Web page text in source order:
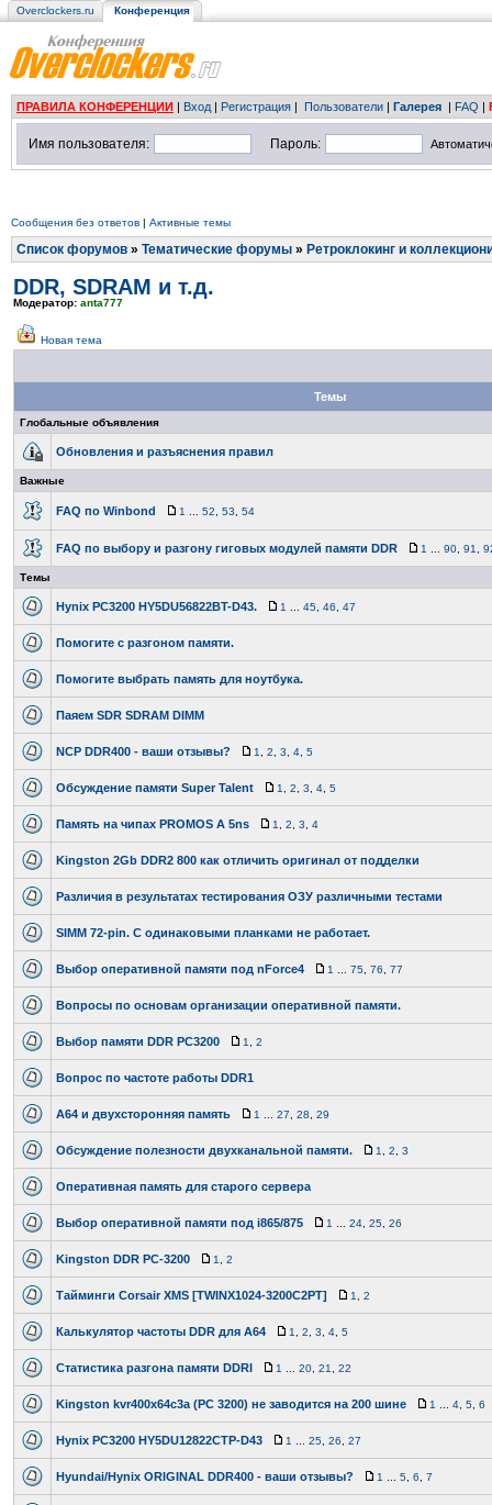
Overclockers.ru Конференция
ПРАВИЛА КОНФЕРЕНЦИИ | Вход | Регистрация | Пользователи | Галерея | FAQ |
Имя пользователя: Пароль:
Сообщения без ответов | Активные темы
Список форумов » Тематические форумы » Ретроклокинг и
DDR, SDRAM и т.д.
Модератор: anta777
Новая тема
Темы
Глобальные объявления
Обновления и разъяснения правил
Важные
FAQ по Winbond 1 52 53 54
FAQ по выбору и разгону гиговых модулей памяти DDR 1 90 91
Темы
Hynix PC3200 HY5DU56822BT-D43. 1 45 46 47
Помогите с разгоном памяти.
Помогите выбрать память для ноутбука.
Паяем SDR SDRAM DIMM
NCP DDR400 - ваши отзывы? 1 2 3 4 5
Обсуждение памяти Super Talent 1 2 3 4 5
Память на чипах PROMOS A 5ns 1 2 3 4
Kingston 2Gb DDR2 800 как отличить оригинал от подделки
Различия в результатах тестирования ОЗУ различными тестами
SIMM 72-pin. С одинаковыми планками не работает.
Выбор оперативной памяти под nForce4 1 75 76 77
Вопросы по основам организации оперативной памяти.
Выбор памяти DDR PC3200 1 2
Вопрос по частоте работы DDR1
A64 и двухсторонняя память 1 27 28 29
Обсуждение полезности двухканальной памяти. 1 2 3
Оперативная память для старого сервера
Выбор оперативной памяти под i865/875 1 24 25 26
Kingston DDR PC-3200 1 2
Тайминги Corsair XMS [TWINX1024-3200C2PT] 1 2
Калькулятор частоты DDR для A64 1 2 3 4 5
Статистика разгона памяти DDRI 1 20 21 22
Kingston kvr400x64c3a (РС 3200) не заводится на 200 шине 1 4 5 6
Hynix PC3200 HY5DU12822CTP-D43 1 25 26 27
Hyundai/Hynix ORIGINAL DDR400 - ваши отзывы? 1 5 6 7